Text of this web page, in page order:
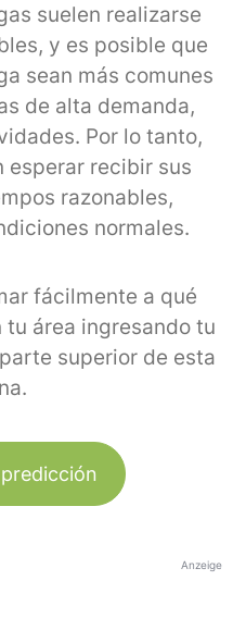
suelen realizarse
y es posible que
sean más comunes
de alta demanda,
Por lo tanto,
esperar recibir sus
razonables,
normales.
fácilmente a qué
tu área ingresando tu
superior de esta
Anzeige